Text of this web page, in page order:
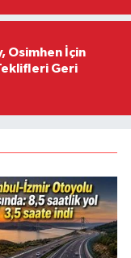
Osimhen İçin
Geri